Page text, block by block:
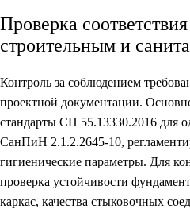
Проверка
строительным и
Контроль за соблюдением
проектной документации.
стандарты СП 55.13330.2016 для
СанПиН 2.1.2.2645-10,
гигиенические параметры. Для
проверка устойчивости
каркас, качества стыковочных